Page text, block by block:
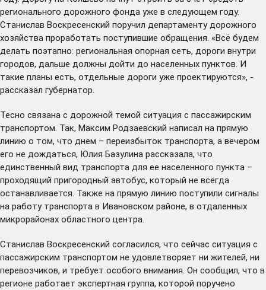
регионального дорожного фонда уже в следующем году.
Станислав Воскресенский поручил департаменту дорожного
хозяйства проработать поступившие обращения. «Всё будем
делать поэтапно: региональная опорная сеть, дороги внутри
городов, дальше должны дойти до населенных пунктов. И
такие планы есть, отдельные дороги уже проектируются», -
рассказал губернатор.
Тесно связана с дорожной темой ситуация с пассажирским
транспортом. Так, Максим Родзаевский написал на прямую
линию о том, что днем – переизбыток транспорта, а вечером
его не дождаться, Юлия Базулина рассказала, что
единственный вид транспорта для ее населенного пункта –
проходящий пригородный автобус, который не всегда
останавливается. Также на прямую линию поступили сигналы
на работу транспорта в Ивановском районе, в отдаленных
микрорайонах областного центра.
Станислав Воскресенский согласился, что сейчас ситуация с
пассажирским транспортом не удовлетворяет ни жителей, ни
перевозчиков, и требует особого внимания. Он сообщил, что в
регионе работает экспертная группа, которой поручено